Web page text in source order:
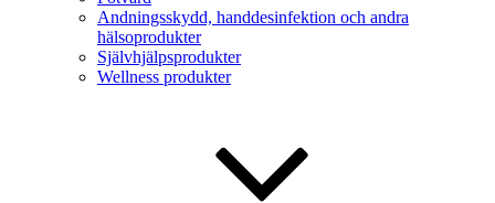
Andningsskydd, handdesinfektion och andra
hälsoprodukter
Självhjälpsprodukter
Wellness produkter